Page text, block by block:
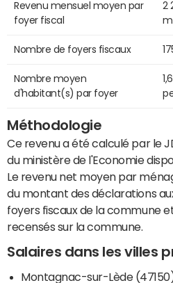
Revenu mensuel moyen par
foyer fiscal
2
Nombre de foyers fiscaux
Nombre moyen
d'habitant(s) par foyer
1,6
Méthodologie
Ce revenu a été calculé par le
du ministère de l'Economie
Le revenu net moyen par
du montant des déclarations
foyers fiscaux de la commune
recensés sur la commune.
Salaires dans les villes
Montagnac-sur-Lède